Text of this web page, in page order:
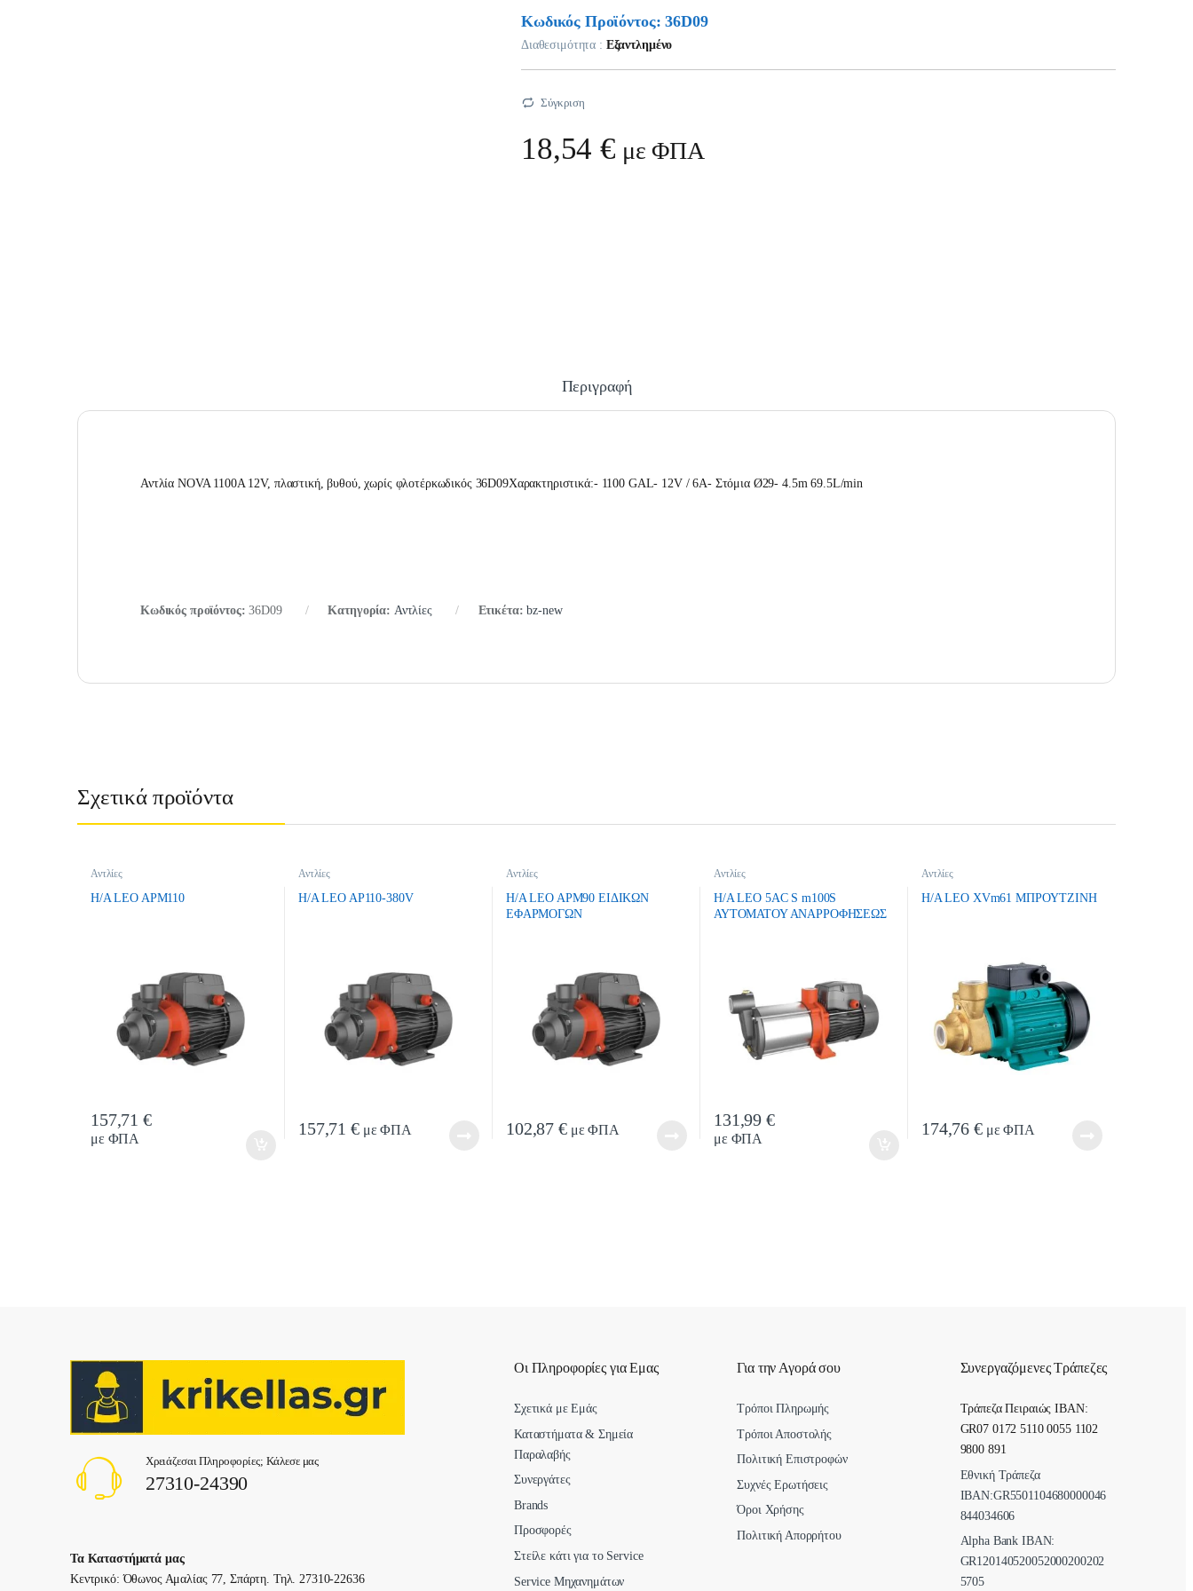
Κωδικός Προϊόντος: 36D09
Διαθεσιμότητα : Εξαντλημένο
Σύγκριση
18,54€ με ΦΠΑ
Περιγραφή
Αντλία NOVA 1100A 12V, πλαστική, βυθού, χωρίς φλοτέρκωδικός 36D09Χαρακτηριστικά:- 1100 GAL- 12V / 6A- Στόμια Ø29- 4.5m 69.5L/min
Κωδικός προϊόντος:36D09 Κατηγορία: Αντλίες Ετικέτα:bz-new
Σχετικά προϊόντα
Αντλίες
H/A LEO APM110
157,71€
με ΦΠΑ
Quantity
Αντλίες
H/A LEO AP110-380V
157,71€με ΦΠΑ
Αντλίες
H/A LEO APM90 EIΔIKΩN
EΦAPMOΓΩN
102,87€με ΦΠΑ
Αντλίες
H/A LEO 5AC S m100S
ΑΥΤΟΜΑΤΟΥ ΑΝΑΡΡΟΦΗΣΕΩΣ
131,99€
με ΦΠΑ
Quantity
Αντλίες
H/A LEO XVm61 MΠPOYTZINH
174,76€με ΦΠΑ
Χρειάζεσαι Πληροφορίες; Κάλεσε μας
27310-24390
Τα Καταστήματά μας
Κεντρικό: Όθωνος Αμαλίας 77, Σπάρτη. Τηλ. 27310-22636
Οι Πληροφορίες για Εμας
Σχετικά με Εμάς
Καταστήματα & Σημεία
Παραλαβής
Συνεργάτες
Brands
Προσφορές
Στείλε κάτι για το Service
Service Μηχανημάτων
Για την Αγορά σου
Τρόποι Πληρωμής
Τρόποι Αποστολής
Πολιτική Επιστροφών
Συχνές Ερωτήσεις
Όροι Χρήσης
Πολιτική Απορρήτου
Συνεργαζόμενες Τράπεζες
Τράπεζα Πειραιώς IBAN:
GR07 0172 5110 0055 1102
9800 891
Εθνική Τράπεζα
ΙΒΑΝ:GR5501104680000046
844034606
Alpha Bank ΙΒΑΝ:
GR120140520052000200202
5705